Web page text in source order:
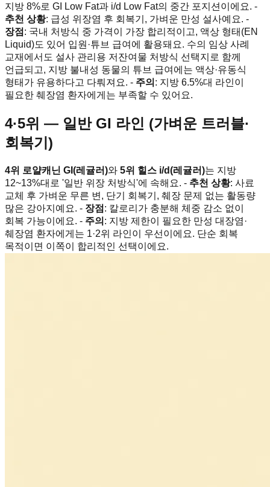
지방 8%로 GI Low Fat과 i/d Low Fat의 중간 포지션이에요. -
추천 상황: 급성 위장염 후 회복기, 가벼운 만성 설사예요. -
장점 : 국내 처방식 중 가격이 가장 합리적이고, 액상 형태(EN
Liquid)도 있어 입원·튜브 급여에 활용돼요. 수의 임상 사례
교재에서도 설사 관리용 저잔여물 처방식 선택지로 함께
언급되고, 지방 불내성 동물의 튜브 급여에는 액상·유동식
형태가 유용하다고 다뤄져요. - 주의 : 지방 6.5%대 라인이
필요한 췌장염 환자에게는 부족할 수 있어요.
4·5위 — 일반 GI 라인 (가벼운 트러블·
회복기)
4위 로얄캐닌 GI(레귤러)와 5위 힐스 i/d(레귤러)는 지방
12~13%대로 '일반 위장 처방식'에 속해요. - 추천 상황: 사료
교체 후 가벼운 무른 변, 단기 회복기, 췌장 문제 없는 활동량
많은 강아지예요. - 장점 : 칼로리가 충분해 체중 감소 없이
회복 가능이에요. - 주의 : 지방 제한이 필요한 만성 대장염·
췌장염 환자에게는 1·2위 라인이 우선이에요. 단순 회복
목적이면 이쪽이 합리적인 선택이에요.